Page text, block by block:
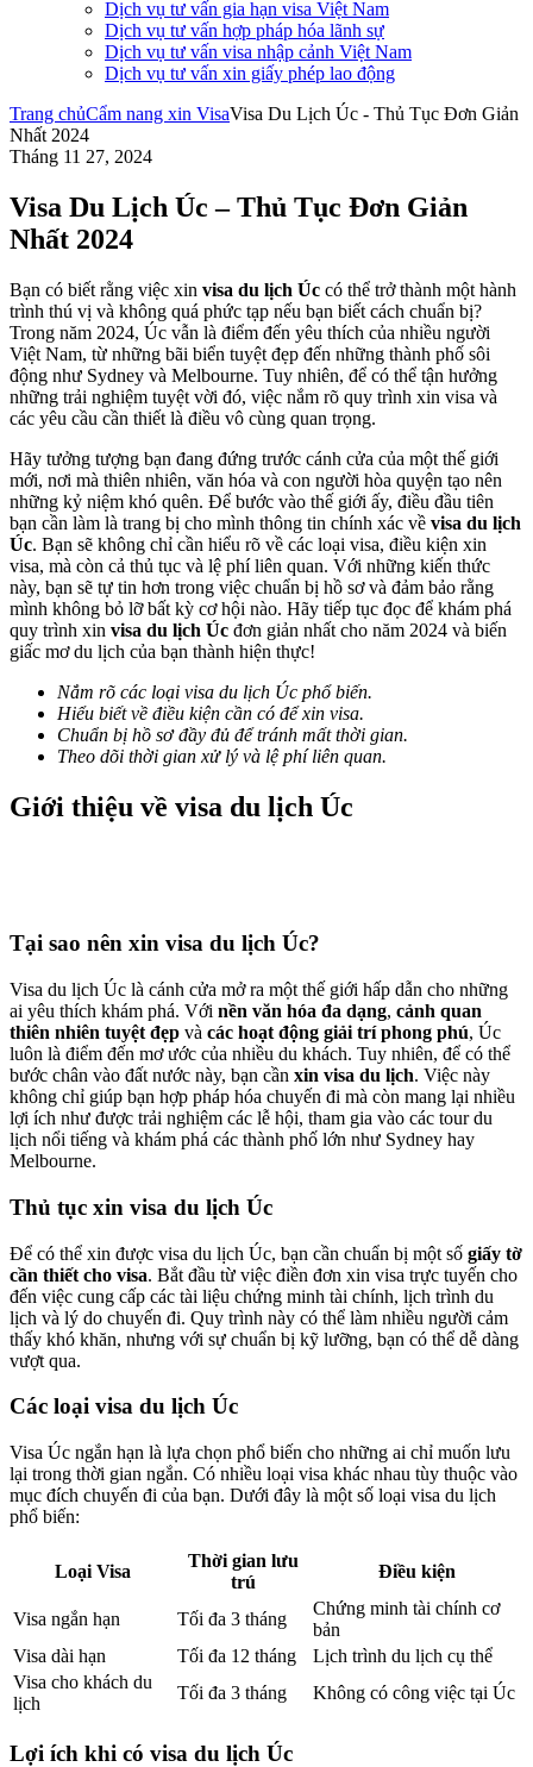
Dịch vụ tư vấn gia hạn visa Việt Nam
Dịch vụ tư vấn hợp pháp hóa lãnh sự
Dịch vụ tư vấn visa nhập cảnh Việt Nam
Dịch vụ tư vấn xin giấy phép lao động
Trang chủCẩm nang xin VisaVisa Du Lịch Úc - Thủ Tục Đơn Giản
Nhất 2024
Tháng 11 27, 2024
Visa Du Lịch Úc – Thủ Tục Đơn Giản
Nhất 2024
Bạn có biết rằng việc xin visa du lịch Úc có thể trở thành một hành
trình thú vị và không quá phức tạp nếu bạn biết cách chuẩn bị?
Trong năm 2024, Úc vẫn là điểm đến yêu thích của nhiều người
Việt Nam, từ những bãi biển tuyệt đẹp đến những thành phố sôi
động như Sydney và Melbourne. Tuy nhiên, để có thể tận hưởng
những trải nghiệm tuyệt vời đó, việc nắm rõ quy trình xin visa và
các yêu cầu cần thiết là điều vô cùng quan trọng.
Hãy tưởng tượng bạn đang đứng trước cánh cửa của một thế giới
mới, nơi mà thiên nhiên, văn hóa và con người hòa quyện tạo nên
những kỷ niệm khó quên. Để bước vào thế giới ấy, điều đầu tiên
bạn cần làm là trang bị cho mình thông tin chính xác về visa du lịch
Úc. Bạn sẽ không chỉ cần hiểu rõ về các loại visa, điều kiện xin
visa, mà còn cả thủ tục và lệ phí liên quan. Với những kiến thức
này, bạn sẽ tự tin hơn trong việc chuẩn bị hồ sơ và đảm bảo rằng
mình không bỏ lỡ bất kỳ cơ hội nào. Hãy tiếp tục đọc để khám phá
quy trình xin visa du lịch Úc đơn giản nhất cho năm 2024 và biến
giấc mơ du lịch của bạn thành hiện thực!
Nắm rõ các loại visa du lịch Úc phổ biến.
Hiểu biết về điều kiện cần có để xin visa.
Chuẩn bị hồ sơ đầy đủ để tránh mất thời gian.
Theo dõi thời gian xử lý và lệ phí liên quan.
Giới thiệu về visa du lịch Úc
Tại sao nên xin visa du lịch Úc?
Visa du lịch Úc là cánh cửa mở ra một thế giới hấp dẫn cho những
ai yêu thích khám phá. Với nền văn hóa đa dạng, cảnh quan
thiên nhiên tuyệt đẹp và các hoạt động giải trí phong phú, Úc
luôn là điểm đến mơ ước của nhiều du khách. Tuy nhiên, để có thể
bước chân vào đất nước này, bạn cần xin visa du lịch. Việc này
không chỉ giúp bạn hợp pháp hóa chuyến đi mà còn mang lại nhiều
lợi ích như được trải nghiệm các lễ hội, tham gia vào các tour du
lịch nổi tiếng và khám phá các thành phố lớn như Sydney hay
Melbourne.
Thủ tục xin visa du lịch Úc
Để có thể xin được visa du lịch Úc, bạn cần chuẩn bị một số giấy tờ
cần thiết cho visa. Bắt đầu từ việc điền đơn xin visa trực tuyến cho
đến việc cung cấp các tài liệu chứng minh tài chính, lịch trình du
lịch và lý do chuyến đi. Quy trình này có thể làm nhiều người cảm
thấy khó khăn, nhưng với sự chuẩn bị kỹ lưỡng, bạn có thể dễ dàng
vượt qua.
Các loại visa du lịch Úc
Visa Úc ngắn hạn là lựa chọn phổ biến cho những ai chỉ muốn lưu
lại trong thời gian ngắn. Có nhiều loại visa khác nhau tùy thuộc vào
mục đích chuyến đi của bạn. Dưới đây là một số loại visa du lịch
phổ biến:
Loại Visa
Thời gian lưu
trú
Điều kiện
Visa ngắn hạn Tối đa 3 tháng
Chứng minh tài chính cơ
bản
Visa dài hạn
Tối đa 12 tháng
Lịch trình du lịch cụ thể
Visa cho khách du
lịch
Tối đa 3 tháng Không có công việc tại Úc
Lợi ích khi có visa du lịch Úc